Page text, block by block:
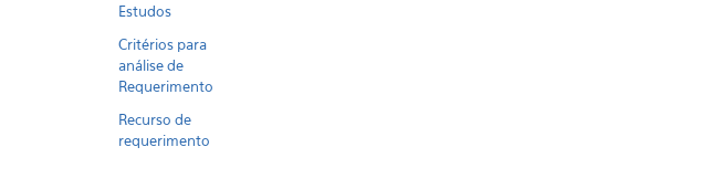
Estudos
Critérios para
análise de
Requerimento
Recurso de
requerimento